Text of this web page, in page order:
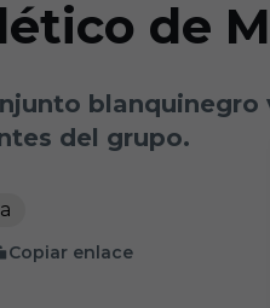
de
blanquinegro
del grupo.
Copiar enlace